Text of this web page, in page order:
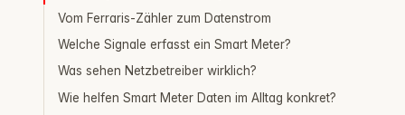
Vom Ferraris-Zähler zum Datenstrom
Welche Signale erfasst ein Smart Meter?
Was sehen Netzbetreiber wirklich?
Wie helfen Smart Meter Daten im Alltag konkret?